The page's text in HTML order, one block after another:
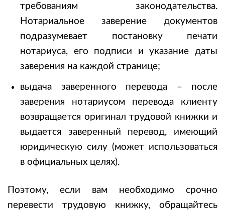
требованиям законодательства.
Нотариальное заверение документов
подразумевает постановку печати
нотариуса, его подписи и указание даты
заверения на каждой странице;
выдача заверенного перевода – после
заверения нотариусом перевода клиенту
возвращается оригинал трудовой книжки и
выдается заверенный перевод, имеющий
юридическую силу (может использоваться
в официальных целях).
Поэтому, если вам необходимо срочно
перевести трудовую книжку, обращайтесь